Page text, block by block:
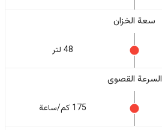
سعة الخزان
48 لتر
السرعة القصوى
175 كم/ساعة